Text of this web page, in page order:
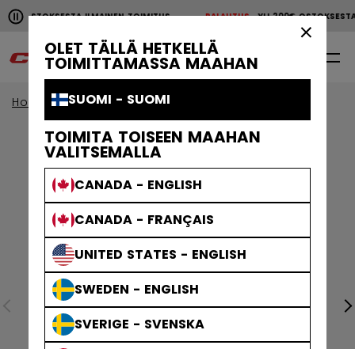
OLET TÄLLÄ HETKELLÄ
TOIMITTAMASSA MAAHAN
SUOMI - SUOMI
TOIMITA TOISEEN MAAHAN
VALITSEMALLA
CANADA - ENGLISH
CANADA - FRANÇAIS
UNITED STATES - ENGLISH
SWEDEN - ENGLISH
SVERIGE - SVENSKA
Pause the horizontal scroll animation.
OSTOKSESTA ILMAINEN TOIMITUSPALAUTUS YLI 200€
YLI 200€ OSTOKSESTA ILMAINEN TOIMITUS
Home Kypärät Tacks Helmets